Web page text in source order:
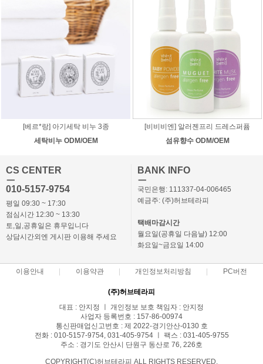
[베르*랑] 아기세탁 비누 3종
세탁비누 ODM/OEM
[비비비엔] 알러젠프리 드레스퍼퓸
섬유향수 ODM/OEM
CS CENTER
ㅡ
010-5157-9754
평일 09:30 ~ 17:30
점심시간 12:30 ~ 13:30
토,일,공휴일은 휴무입니다
상담시간외엔 게시판 이용해 주세요
BANK INFO
ㅡ
국민은행: 111337-04-006465
예금주: (주)허브테라피
택배마감시간
월요일(공휴일 다음날) 12:00
화요일~금요일 14:00
이용안내 이용약관 개인정보처리방침 PC버전
(주)허브테라피
대표 : 안지정 ㅣ 개인정보 보호 책임자 : 안지정
사업자 등록번호 : 157-86-00974
통신판매업신고번호 : 제 2022-경기안산-0130 호
전화 : 010-5157-9754, 031-405-9754 ㅣ 팩스 : 031-405-9755
주소 : 경기도 안산시 단원구 동산로 76, 226호
COPYRIGHT(C)허브테라피 ALL RIGHTS RESERVED.